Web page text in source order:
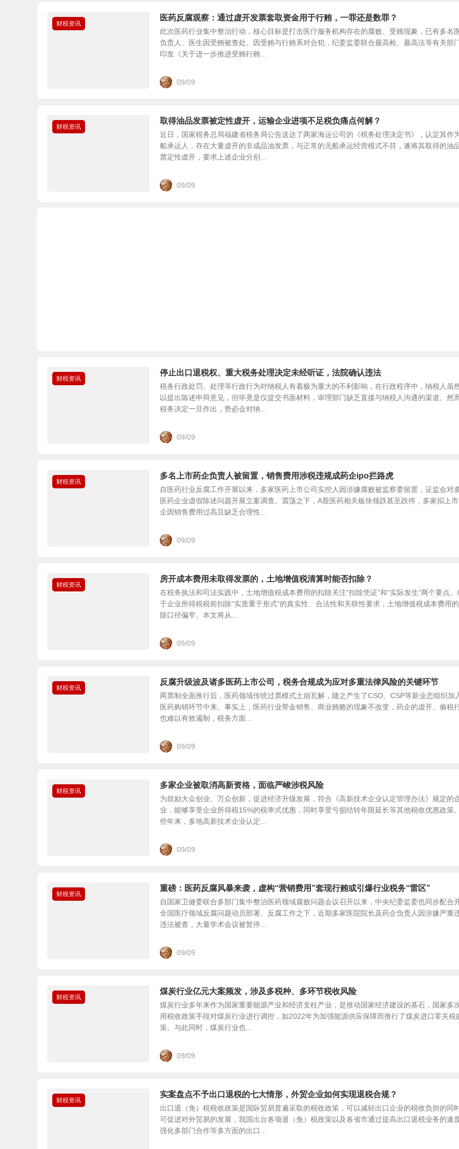
财税资讯
医药反腐观察：通过虚开发票套取资金用于行贿，一罪还是数罪？
此次医药行业集中整治行动，核心目标是打击医疗服务机构存在的腐败、受贿现象，已有多名
负责人、医生因受贿被查处。因受贿与行贿系对合犯，纪委监委联合最高检、最高法等有关部
印发《关于进一步推进受贿行贿...
09/09
财税资讯
取得油品发票被定性虚开，运输企业进项不足税负痛点何解？
近日，国家税务总局福建省税务局公告送达了两家海运公司的《税务处理决定书》，认定其作
船承运人，存在大量虚开的非成品油发票，与正常的无船承运经营模式不符，遂将其取得的油
票定性虚开，要求上述企业分别...
09/09
财税资讯
停止出口退税权、重大税务处理决定未经听证，法院确认违法
税务行政处罚、处理等行政行为对纳税人有着极为重大的不利影响，在行政程序中，纳税人虽
以提出陈述申辩意见，但毕竟是仅提交书面材料，审理部门缺乏直接与纳税人沟通的渠道。然
税务决定一旦作出，势必会对纳...
09/09
财税资讯
多名上市药企负责人被留置，销售费用涉税违规成药企ipo拦路虎
自医药行业反腐工作开展以来，多家医药上市公司实控人因涉嫌腐败被监察委留置，证监会对
医药企业虚假陈述问题开展立案调查。震荡之下，A股医药相关板块领跌甚至跌停，多家拟上
企因销售费用过高且缺乏合理性...
09/09
财税资讯
房开成本费用未取得发票的，土地增值税清算时能否扣除？
在税务执法和司法实践中，土地增值税成本费用的扣除关注“扣除凭证”和“实际发生”两个要点。
于企业所得税税前扣除“实质重于形式”的真实性、合法性和关联性要求，土地增值税成本费用
除口径偏窄。本文将从...
09/09
财税资讯
反腐升级波及诸多医药上市公司，税务合规成为应对多重法律风险的关键环节
两票制全面推行后，医药领域传统过票模式土崩瓦解，随之产生了CSO、CSP等新业态组织加
医药购销环节中来。事实上，医药行业带金销售、商业贿赂的现象不改变，药企的虚开、偷税
也难以有效遏制，税务方面...
09/09
财税资讯
多家企业被取消高新资格，面临严峻涉税风险
为鼓励大众创业、万众创新，促进经济升级发展，符合《高新技术企业认定管理办法》规定的
业，能够享受企业所得税15%的税率式优惠，同时享受亏损结转年限延长等其他税收优惠政策
些年来，多地高新技术企业认定...
09/09
财税资讯
重磅：医药反腐风暴来袭，虚构“营销费用”套现行贿或引爆行业税务“雷区”
自国家卫健委联合多部门集中整治医药领域腐败问题会议召开以来，中央纪委监委也同步配合
全国医疗领域反腐问题动员部署。反腐工作之下，近期多家医院院长及药企负责人因涉嫌严重
违法被查，大量学术会议被暂停...
09/09
财税资讯
煤炭行业亿元大案频发，涉及多税种、多环节税收风险
煤炭行业多年来作为国家重要能源产业和经济支柱产业，是推动国家经济建设的基石，国家多
用税收政策手段对煤炭行业进行调控，如2022年为加强能源供应保障而推行了煤炭进口零关税
策。与此同时，煤炭行业也...
09/09
财税资讯
实案盘点不予出口退税的七大情形，外贸企业如何实现退税合规？
出口退（免）税税收政策是国际贸易普遍采取的税收政策，可以减轻出口企业的税收负担的同
可促进对外贸易的发展，我国出台各项退（免）税政策以及各省市通过提高出口退税业务的速
强化多部门合作等多方面的出口...